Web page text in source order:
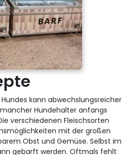
Hundes kann abwechslungsreicher
Hundehalter anfangs
verschiedenen Fleischsorten
mit der großen
Obst und Gemüse. Selbst im
gebarft werden. Oftmals fehlt